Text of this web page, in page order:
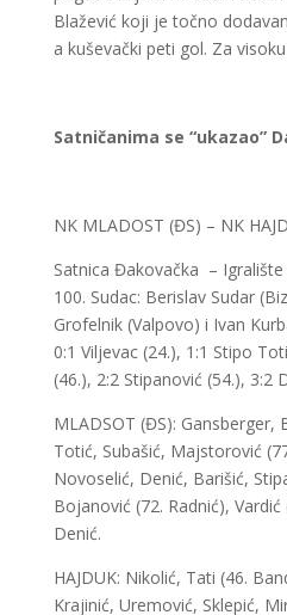
Blažević koji je točno
a kuševački peti gol. Za
Satničanima se “ukazao”
NK MLADOST (ĐS) – NK
Satnica Đakovačka –
100. Sudac: Berislav Sudar
Grofelnik (Valpovo) i Ivan
0:1 Viljevac (24.), 1:1 Stipo
(46.), 2:2 Stipanović (54.), 3:2
MLADSOT (ĐS): Gansberger,
Totić, Subašić, Majstorović
Novoselić, Denić, Barišić,
Bojanović (72. Radnić),
Denić.
HAJDUK: Nikolić, Tati (46.
Krajinić, Uremović, Sklepić,